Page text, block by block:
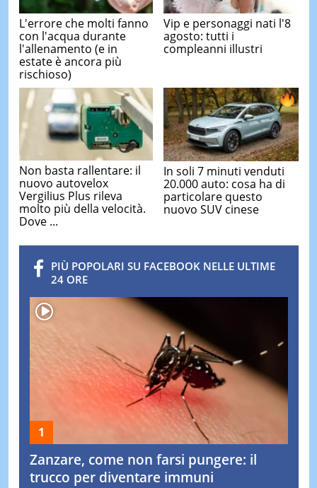
L'errore che molti fanno
con l'acqua durante
l'allenamento (e in
estate è ancora più
rischioso)
Vip e personaggi nati l'8
agosto: tutti i
compleanni illustri
Non basta rallentare: il
nuovo autovelox
Vergilius Plus rileva
molto più della velocità.
Dove ...
In soli 7 minuti venduti
20.000 auto: cosa ha di
particolare questo
nuovo SUV cinese
PIÙ POPOLARI SU FACEBOOK NELLE ULTIME
24 ORE
Zanzare, come non farsi pungere: il
trucco per diventare immuni